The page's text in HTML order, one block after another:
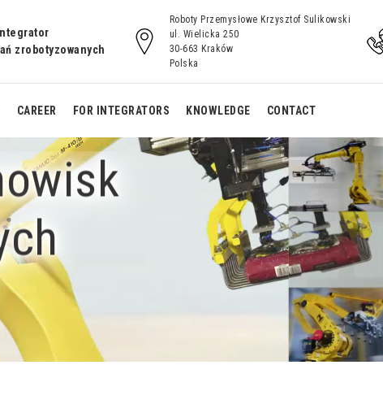
zrobotyzowanych
Roboty Przemysłowe Krzysztof Sulikowski
ul. Wielicka 250
30-663 Kraków
Polska
Standard robotic
welding cell with L
positioners
Standard robotic
welding cell
Monoblock
Welding cell Noria
CAREER FOR INTEGRATORS KNOWLEDGE CONTACT